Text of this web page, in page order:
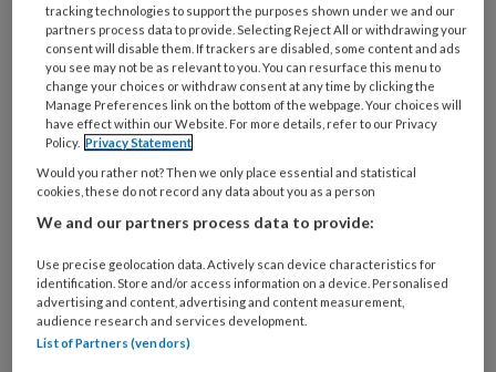
1 JANUARI 2016
De medicamenteuze
behandeling van
hypertensie
tracking technologies to support the purposes shown under we and our
partners process data to provide. Selecting Reject All or withdrawing your
consent will disable them. If trackers are disabled, some content and ads
you see may not be as relevant to you. You can resurface this menu to
change your choices or withdraw consent at any time by clicking the
Manage Preferences link on the bottom of the webpage. Your choices will
have effect within our Website. For more details, refer to our Privacy
Policy. Privacy Statement
Would you rather not? Then we only place essential and statistical
cookies, these do not record any data about you as a person
We and our partners process data to provide:
Use precise geolocation data. Actively scan device characteristics for
identification. Store and/or access information on a device. Personalised
advertising and content, advertising and content measurement,
audience research and services development.
List of Partners (vendors)